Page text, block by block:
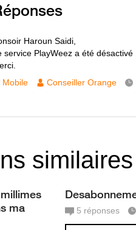
Haroun Saidi,
service PlayWeez a été désactivé .
Mobile
Conseiller Orange
similaires
ma
5 réponses